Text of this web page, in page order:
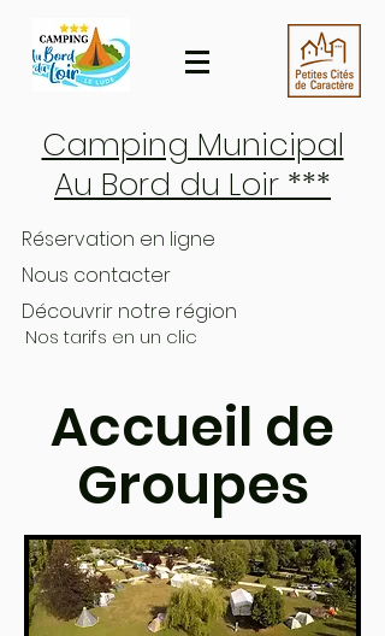
Camping Municipal
Au Bord du Loir ***
Réservation en ligne
Nous contacter
Nos tarifs en un clic
Découvrir notre région
Accueil de
Groupes